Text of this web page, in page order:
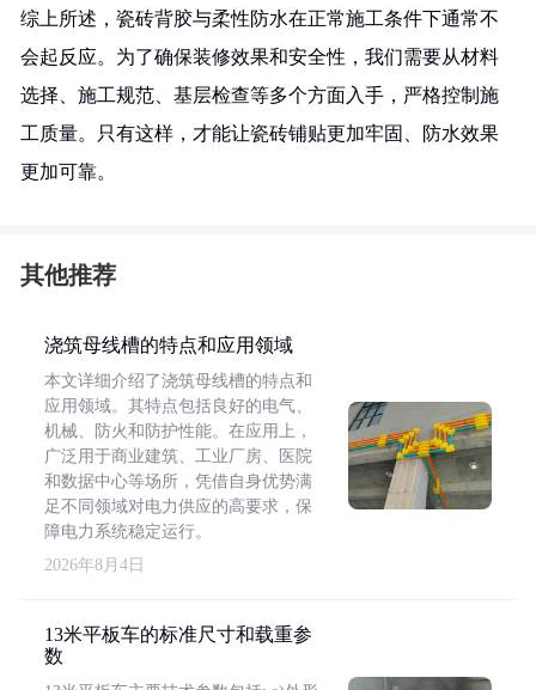
综上所述，瓷砖背胶与柔性防水在正常施工条件下通常不
会起反应。为了确保装修效果和安全性，我们需要从材料
选择、施工规范、基层检查等多个方面入手，严格控制施
工质量。只有这样，才能让瓷砖铺贴更加牢固、防水效果
更加可靠。
其他推荐
浇筑母线槽的特点和应用领域
本文详细介绍了浇筑母线槽的特点和
应用领域。其特点包括良好的电气、
机械、防火和防护性能。在应用上，
广泛用于商业建筑、工业厂房、医院
和数据中心等场所，凭借自身优势满
足不同领域对电力供应的高要求，保
障电力系统稳定运行。
2026年8月4日
13米平板车的标准尺寸和载重参
数